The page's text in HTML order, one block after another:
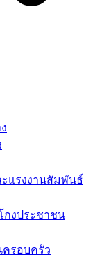
แรงงานสัมพันธ์
กงประชาชน
รอบครัว